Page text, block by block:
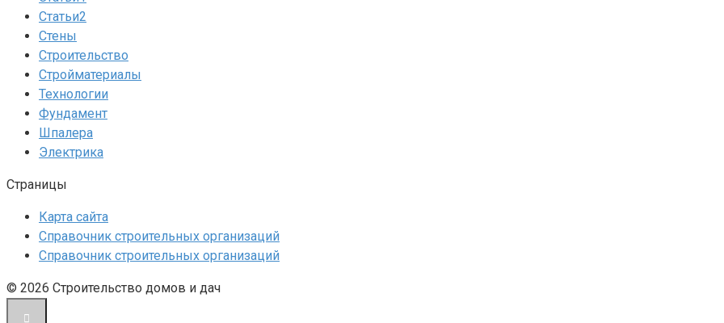
Статьи2
Стены
Строительство
Стройматериалы
Технологии
Фундамент
Шпалера
Электрика
Страницы
Карта сайта
Справочник строительных организаций
Справочник строительных организаций
© 2026 Строительство домов и дач